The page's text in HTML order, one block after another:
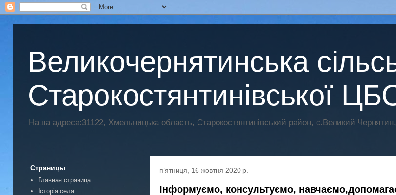
Великочернятинська
Старокостянтинівської
Наша адреса:31122, Хмельницька область, Старокостянтинівський район, с.Великий
пʼятниця, 16 жовтня 2020 р.
Інформуємо, консультуємо,
Страницы
Главная страница
Історія села